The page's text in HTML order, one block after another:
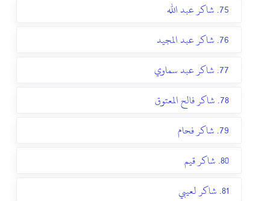
75. شاكر عبد الله
76. شاكر عبد المجيد
77. شاكر عبد سماوي
78. شاكر فالح المعتوق
79. شاكر فحام
80. شاكر قيم
81. شاكر لعيبي